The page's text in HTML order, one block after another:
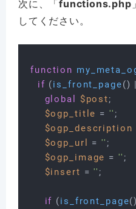
次に、「functions.php
してください。
function
if (is_front_page()
global
$post;
$ogp_title = '' ;
$ogp_description
$ogp_url
= '' ;
$ogp_image = '' ;
$insert = '' ;
if (is_front_page